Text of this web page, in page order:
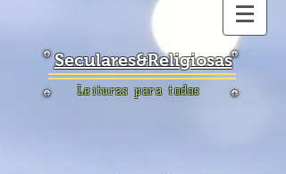
Seculares&Religiosas
Leituras para todos